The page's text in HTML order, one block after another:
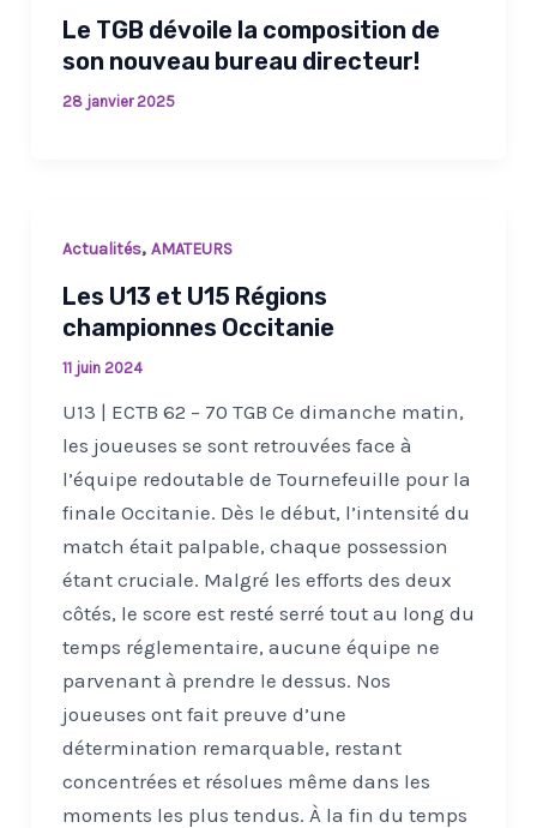
Le TGB dévoile la composition de
son nouveau bureau directeur!
28 janvier 2025
Actualités, AMATEURS
Les U13 et U15 Régions
championnes Occitanie
11 juin 2024
U13 | ECTB 62 – 70 TGB Ce dimanche matin,
les joueuses se sont retrouvées face à
l’équipe redoutable de Tournefeuille pour la
finale Occitanie. Dès le début, l’intensité du
match était palpable, chaque possession
étant cruciale. Malgré les efforts des deux
côtés, le score est resté serré tout au long du
temps réglementaire, aucune équipe ne
parvenant à prendre le dessus. Nos
joueuses ont fait preuve d’une
détermination remarquable, restant
concentrées et résolues même dans les
moments les plus tendus. À la fin du temps